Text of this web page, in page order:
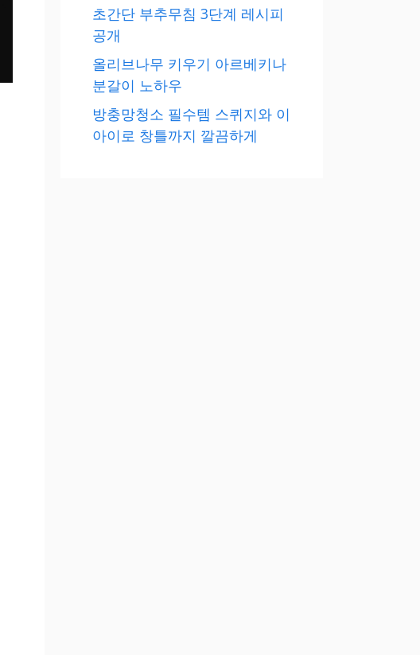
초간단 부추무침 3단계 레시피
공개
올리브나무 키우기 아르베키나
분갈이 노하우
방충망청소 필수템 스퀴지와 이
아이로 창틀까지 깔끔하게